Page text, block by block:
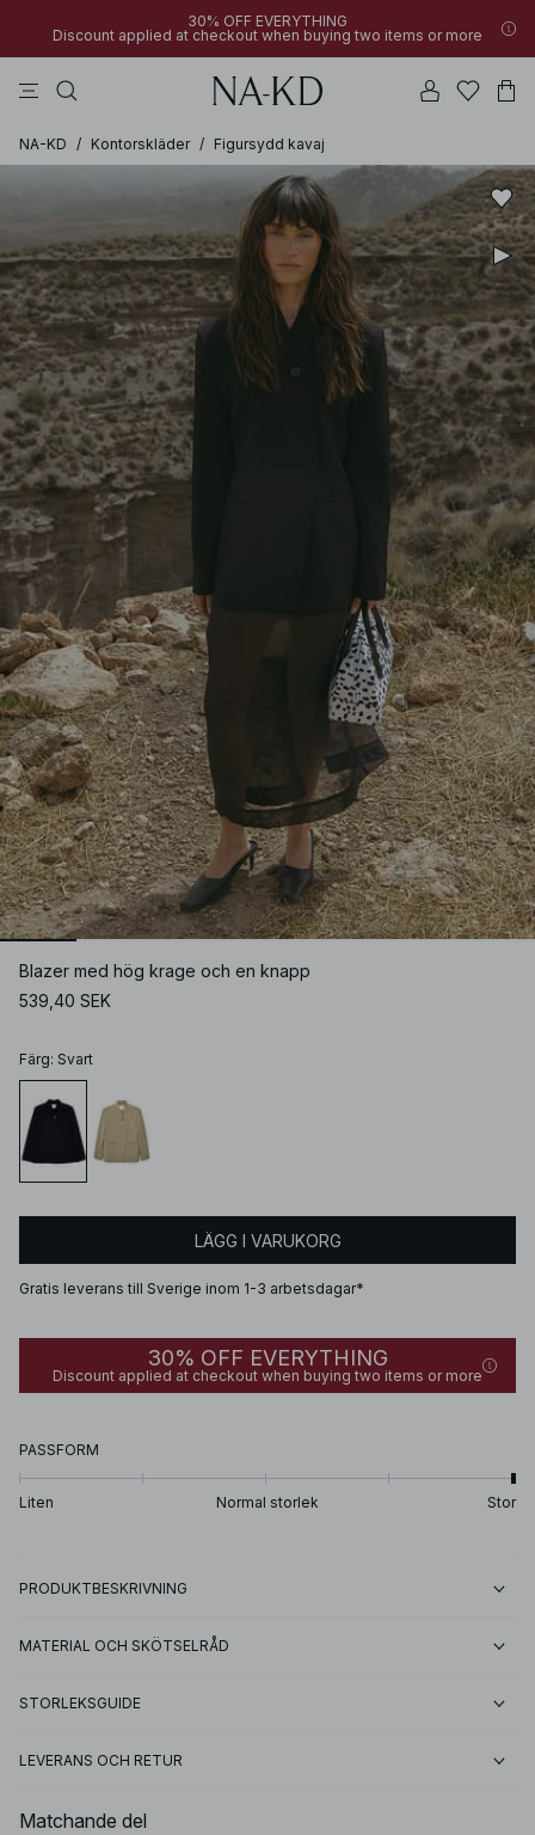
30% OFF EVERYTHING
Discount applied at checkout when buying two items or more
NA-KD / Kontorskläder / Figursydd kavaj
Blazer med hög krage och en knapp
539,40 SEK
Färg: Svart
LÄGG I VARUKORG
Gratis leverans till Sverige inom 1-3 arbetsdagar*
30% OFF EVERYTHING
Discount applied at checkout when buying two items or more
PASSFORM
Liten Normal storlek Stor
PRODUKTBESKRIVNING
MATERIAL OCH SKÖTSELRÅD
STORLEKSGUIDE
LEVERANS OCH RETUR
Matchande del